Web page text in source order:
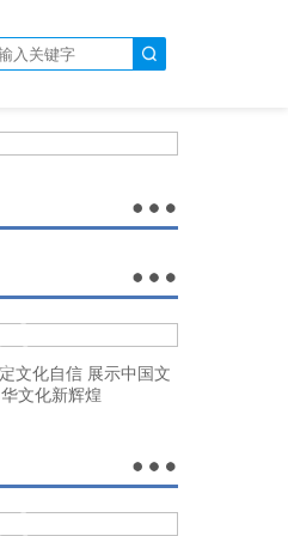
文化自信 展示中国文
文化新辉煌